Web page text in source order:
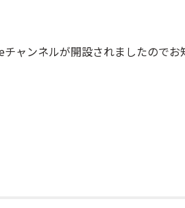
ャンネルが開設されましたのでお